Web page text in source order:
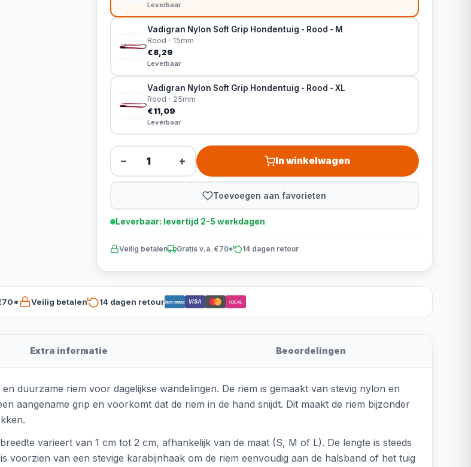
Leverbaar
Vadigran Nylon Soft Grip Hondentuig - Rood - M
Rood · 15mm
€8,29
Leverbaar
Vadigran Nylon Soft Grip Hondentuig - Rood - XL
Rood · 25mm
€11,09
Leverbaar
− + In winkelwagen
Toevoegen aan favorieten
Leverbaar: levertijd 2-5 werkdagen
Veilig betalen Gratis v.a. €70* 14 dagen retour
Veilig betalen 14 dagen retourBancontact VISA iDEAL
Extra informatie Beoordelingen
duurzame riem voor dagelijkse wandelingen. De riem is gemaakt van stevig nylon en
aangename grip en voorkomt dat de riem in de hand snijdt. Dit maakt de riem bijzonder
varieert van 1 cm tot 2 cm, afhankelijk van de maat (S, M of L). De lengte is steeds
van een stevige karabijnhaak om de riem eenvoudig aan de halsband of het tuig